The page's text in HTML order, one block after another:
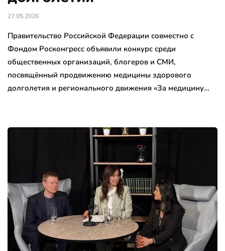
27.05.2026
Правительство Российской Федерации совместно с
Фондом Росконгресс объявили конкурс среди
общественных организаций, блогеров и СМИ,
посвящённый продвижению медицины здорового
долголетия и регионального движения «За медицину…